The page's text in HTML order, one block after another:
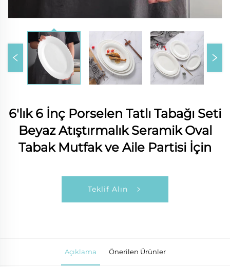
6'lık 6 İnç Porselen Tatlı Tabağı Seti
Beyaz Atıştırmalık Seramik Oval
Tabak Mutfak ve Aile Partisi İçin
Teklif Alın
Açıklama Önerilen Ürünler